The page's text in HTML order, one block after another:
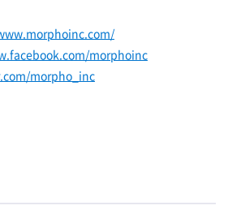
morphoinc
morpho_inc